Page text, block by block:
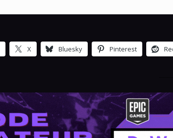
X Bluesky Pinterest